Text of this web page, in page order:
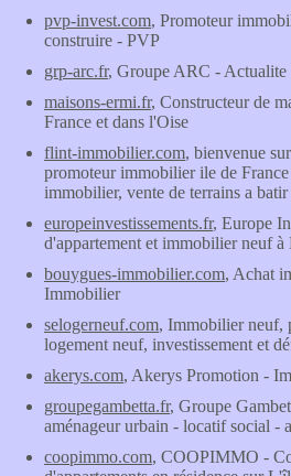
pvp-invest.com, Promoteur
construire - PVP
grp-arc.fr, Groupe ARC - Actualite
maisons-ermi.fr, Constructeur de
France et dans l'Oise
flint-immobilier.com, bienvenue
promoteur immobilier ile de
immobilier, vente de terrains a
europeinvestissements.fr, Europe
d'appartement et immobilier neuf à
bouygues-immobilier.com, Achat
Immobilier
selogerneuf.com, Immobilier neuf,
logement neuf, investissement et
akerys.com, Akerys Promotion -
groupegambetta.fr, Groupe
aménageur urbain - locatif social -
coopimmo.com, COOPIMMO -